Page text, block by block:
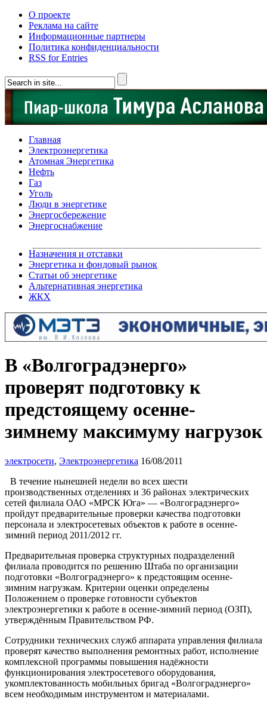
О проекте
Реклама на сайте
Информационные партнеры
Политика конфиденциальности
RSS for Entries
Главная
Электроэнергетика
Атомная Энергетика
Нефть
Газ
Уголь
Люди в энергетике
Энергосбережение
Энергоснабжение
Назначения и отставки
Энергетика и фондовый рынок
Статьи об энергетике
Альтернативная энергетика
ЖКХ
В «Волгоградэнерго»
проверят подготовку к
предстоящему осенне-
зимнему максимуму нагрузок
электросети, Электроэнергетика 16/08/2011
В течение нынешней недели во всех шести
производственных отделениях и 36 районах электрических
сетей филиала ОАО «МРСК Юга» — «Волгоградэнерго»
пройдут предварительные проверки качества подготовки
персонала и электросетевых объектов к работе в осенне-
зимний период 2011/2012 гг.
Предварительная проверка структурных подразделений
филиала проводится по решению Штаба по организации
подготовки «Волгоградэнерго» к предстоящим осенне-
зимним нагрузкам. Критерии оценки определены
Положением о проверке готовности субъектов
электроэнергетики к работе в осенне-зимний период (ОЗП),
утверждённым Правительством РФ.
Сотрудники технических служб аппарата управления филиала
проверят качество выполнения ремонтных работ, исполнение
комплексной программы повышения надёжности
функционирования электросетевого оборудования,
укомплектованность мобильных бригад «Волгоградэнерго»
всем необходимым инструментом и материалами.